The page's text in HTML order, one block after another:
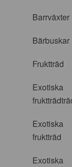
Barrväxter
Bärbuskar
Fruktträd
Exotiska
Exotiska
fruktträd
Exotiska